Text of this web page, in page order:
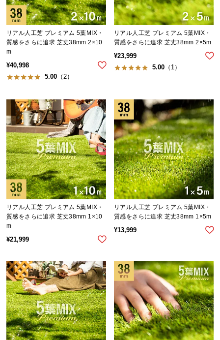
リ
テ
イ
ス
ト
イ
ン
テ
リ
コ
ー
デ
ネ
ト
か
ら
探
す
リアル人工芝 プレミアム 5葉MIX・
質感をさらに追求 芝丈38mm 2×10
m
¥40,998
5.00 （2）
リアル人工芝 プレミアム 5葉MIX・
質感をさらに追求 芝丈38mm 2×5m
¥23,999
5.00 （1）
リアル人工芝 プレミアム 5葉MIX・
質感をさらに追求 芝丈38mm 1×10
m
¥21,999
リアル人工芝 プレミアム 5葉MIX・
質感をさらに追求 芝丈38mm 1×5m
¥13,999